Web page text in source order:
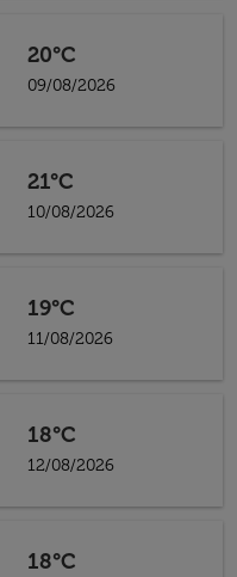
20°C
09/08/2026
21°C
10/08/2026
19°C
11/08/2026
18°C
12/08/2026
18°C